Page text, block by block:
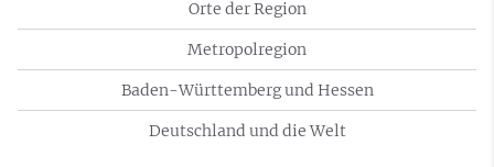
Orte der Region
Metropolregion
Baden-Württemberg und Hessen
Deutschland und die Welt